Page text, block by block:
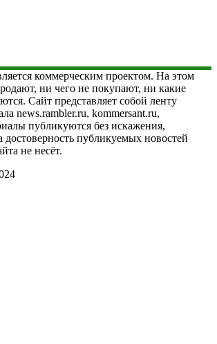
коммерческим проектом. На этом
ни чего не покупают, ни какие
Сайт представляет собой ленту
news.rambler.ru, kommersant.ru,
публикуются без искажения,
достоверность публикуемых новостей
не несёт.